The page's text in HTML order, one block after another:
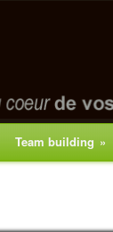
Team building »